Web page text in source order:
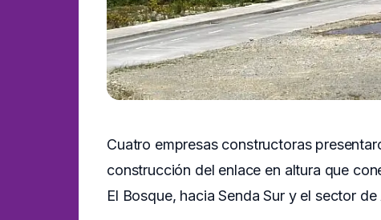
Cuatro empresas constructoras
construcción del enlace en altura que
El Bosque, hacia Senda Sur y el sector